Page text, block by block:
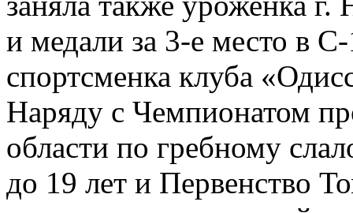
и медали за 3-е место в
спортсменка клуба
Наряду с Чемпионатом
области по гребному
до 19 лет и Первенство